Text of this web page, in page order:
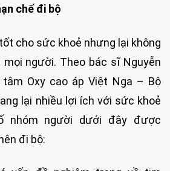
chế đi bộ
cho sức khoẻ nhưng lại không
người. Theo bác sĩ Nguyễn
tâm Oxy cao áp Việt Nga – Bộ
lại nhiều lợi ích với sức khoẻ
nhóm người dưới đây được
đi bộ: